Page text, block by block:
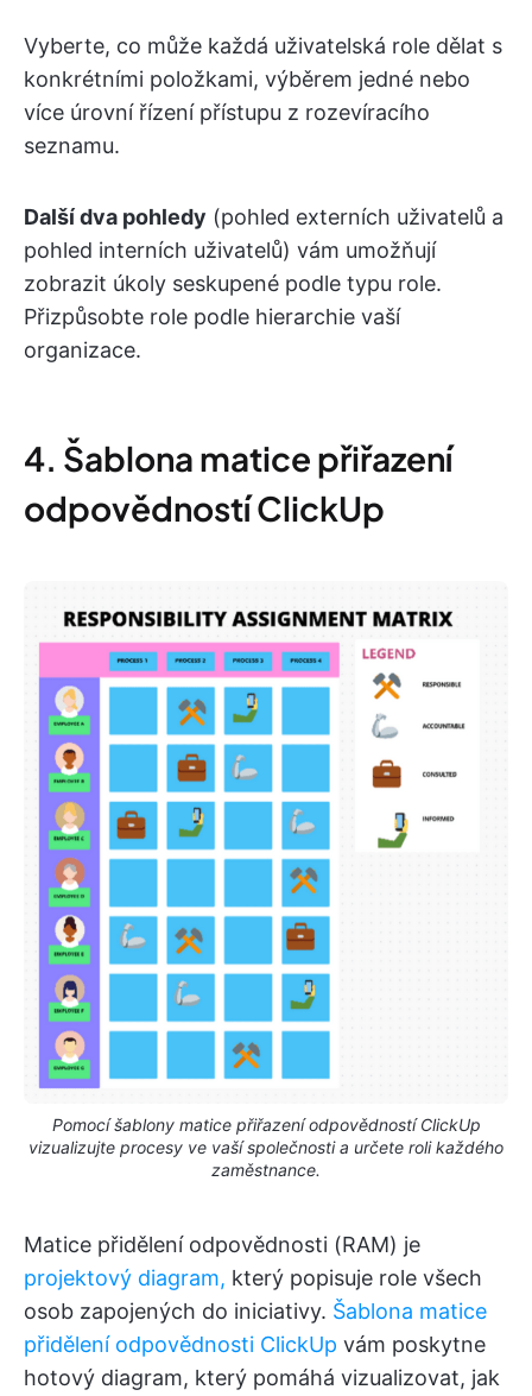
Vyberte, co může každá uživatelská role dělat s
konkrétními položkami, výběrem jedné nebo
více úrovní řízení přístupu z rozevíracího
seznamu.
Další dva pohledy (pohled externích uživatelů a
pohled interních uživatelů) vám umožňují
zobrazit úkoly seskupené podle typu role.
Přizpůsobte role podle hierarchie vaší
organizace.
4. Šablona matice přiřazení
odpovědností ClickUp
Pomocí šablony matice přiřazení odpovědností ClickUp
vizualizujte procesy ve vaší společnosti a určete roli každého
zaměstnance.
Matice přidělení odpovědnosti (RAM) je
projektový diagram, který popisuje role všech
osob zapojených do iniciativy. Šablona matice
přidělení odpovědnosti ClickUp vám poskytne
hotový diagram, který pomáhá vizualizovat, jak